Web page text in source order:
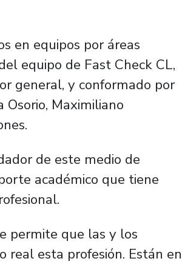
en equipos por áreas
equipo de Fast Check CL,
general, y conformado por
Osorio, Maximiliano
de este medio de
académico que tiene
permite que las y los
real esta profesión. Están en